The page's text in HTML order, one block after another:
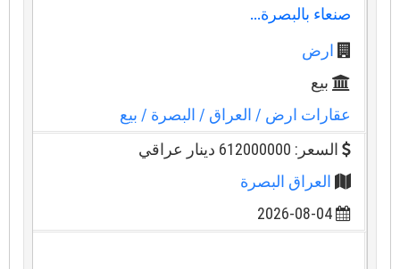
صنعاء بالبصرة...
ارض
بيع
عقارات ارض / العراق/ البصرة/ بيع
السعر: 612000000 دينار عراقي
العراق البصرة
2026-08-04